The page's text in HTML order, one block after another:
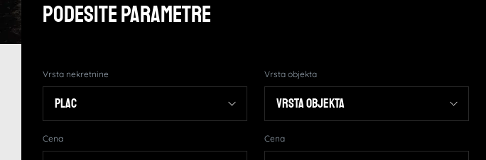
Podesite Parametre
Vrsta nekretnine Vrsta objekta
Cena Cena